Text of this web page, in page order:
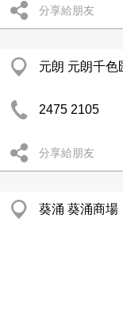
分享給朋友
元朗 元朗千色
2475 2105
分享給朋友
葵涌 葵涌商場